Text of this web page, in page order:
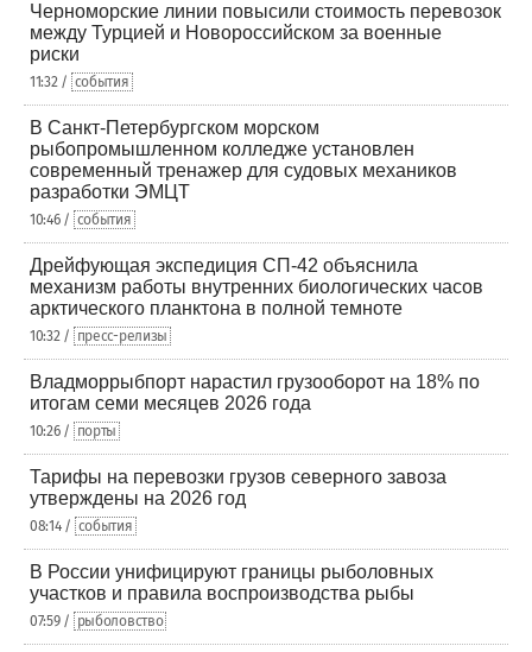
Черноморские линии повысили стоимость перевозок
между Турцией и Новороссийском за военные
риски
11:32 / события
В Санкт-Петербургском морском
рыбопромышленном колледже установлен
современный тренажер для судовых механиков
разработки ЭМЦТ
10:46 / события
Дрейфующая экспедиция СП-42 объяснила
механизм работы внутренних биологических часов
арктического планктона в полной темноте
10:32 / пресс-релизы
Владморрыбпорт нарастил грузооборот на 18% по
итогам семи месяцев 2026 года
10:26 / порты
Тарифы на перевозки грузов северного завоза
утверждены на 2026 год
08:14 / события
В России унифицируют границы рыболовных
участков и правила воспроизводства рыбы
07:59 / рыболовство